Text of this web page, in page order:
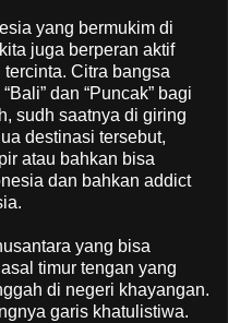
yang bermukim di
juga berperan aktif
Citra bangsa
dan “Puncak” bagi
sudh saatnya di giring
destinasi tersebut,
atau bahkan bisa
dan bahkan addict
yang bisa
timur tengan yang
di negeri khayangan.
garis khatulistiwa.